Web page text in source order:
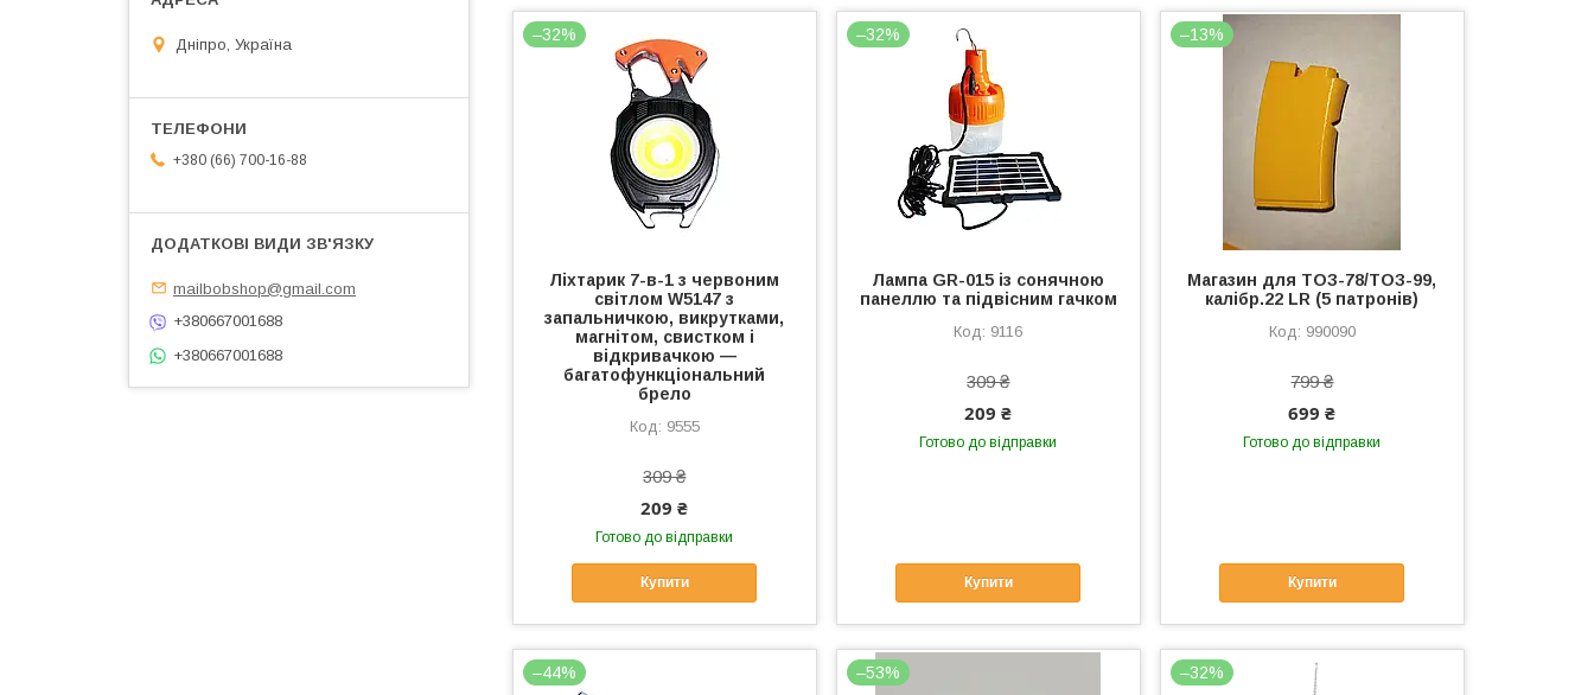
–32%
Ліхтарик 7-в-1 з червоним
світлом W5147 з
запальничкою, викрутками,
магнітом, свистком і
відкривачкою —
багатофункціональний
брело
9555
309 ₴
209 ₴
Готово до відправки
Купити
–32%
Лампа GR-015 із сонячною
панеллю та підвісним гачком
9116
309 ₴
209 ₴
Готово до відправки
Купити
–13%
Магазин для ТОЗ-78/ТОЗ-99,
калібр.22 LR (5 патронів)
990090
799 ₴
699 ₴
Готово до відправки
Купити
–44% –53% –32%
Дніпро, Україна
+380 (66) 700-16-88
mailbobshop@gmail.com
+380667001688
+380667001688